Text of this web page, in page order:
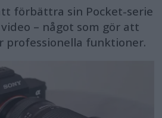
förbättra sin Pocket-serie
– något som gör att
professionella funktioner.